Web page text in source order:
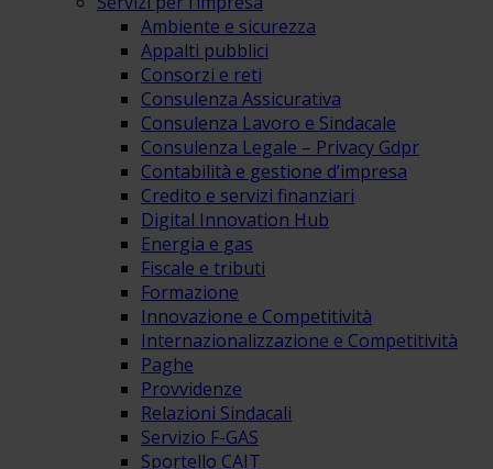
Ambiente e sicurezza
Appalti pubblici
Consorzi e reti
Consulenza Assicurativa
Consulenza Lavoro e Sindacale
Consulenza Legale – Privacy Gdpr
Contabilità e gestione d’impresa
Credito e servizi finanziari
Digital Innovation Hub
Energia e gas
Fiscale e tributi
Formazione
Innovazione e Competitività
Internazionalizzazione e Competitività
Paghe
Provvidenze
Relazioni Sindacali
Servizio F-GAS
Sportello CAIT